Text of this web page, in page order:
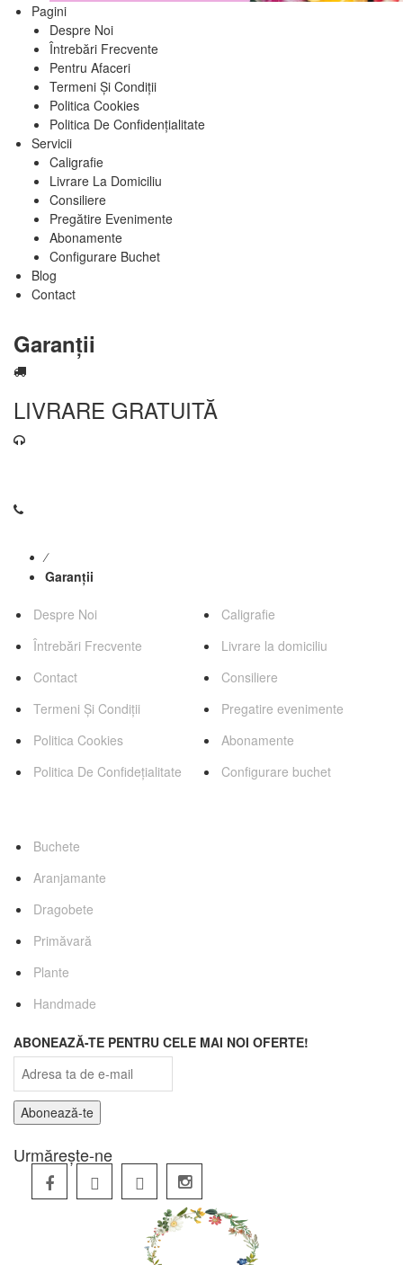
Pagini
Despre Noi
Întrebări Frecvente
Pentru Afaceri
Termeni Și Condiții
Politica Cookies
Politica De Confidențialitate
Servicii
Caligrafie
Livrare La Domiciliu
Consiliere
Pregătire Evenimente
Abonamente
Configurare Buchet
Blog
Contact
⁄
Garanții
Garanții
LIVRARE GRATUITĂ
0745 255 503
Pagini
Despre Noi
Întrebări Frecvente
Contact
Termeni Și Condiții
Politica Cookies
Politica De Confidețialitate
Caligrafie
Livrare la domiciliu
Consiliere
Pregatire evenimente
Abonamente
Configurare buchet
Buchete
Aranjamante
Dragobete
Primăvară
Plante
Handmade
ABONEAZĂ-TE PENTRU CELE MAI NOI OFERTE!
Urmărește-ne